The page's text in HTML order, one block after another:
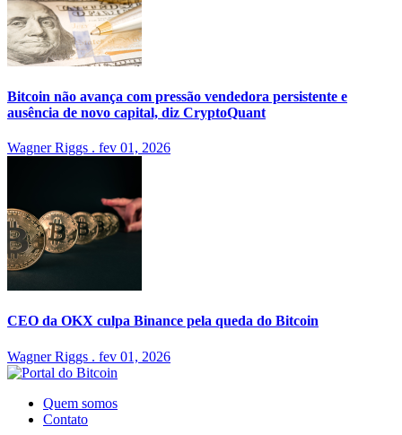
Bitcoin não avança com pressão vendedora persistente e
ausência de novo capital, diz CryptoQuant
Wagner Riggs . fev 01, 2026
CEO da OKX culpa Binance pela queda do Bitcoin
Wagner Riggs . fev 01, 2026
Quem somos
Contato